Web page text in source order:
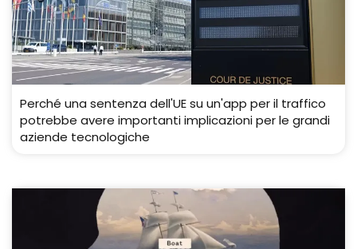
Perché una sentenza dell'UE su un'app per il traffico
potrebbe avere importanti implicazioni per le grandi
aziende tecnologiche